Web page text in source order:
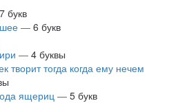
7 букв
— 6 букв
— 4 буквы
творит тогда когда ему нечем
ящериц — 5 букв